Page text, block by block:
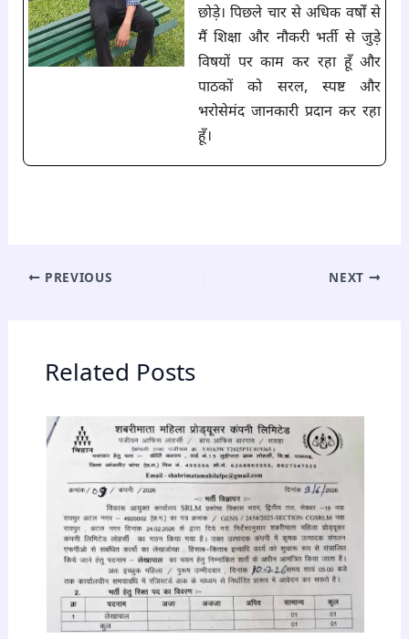
छोड़े। पिछले चार से अधिक वर्षों से
मैं शिक्षा और नौकरी भर्ती से जुड़े
विषयों पर काम कर रहा हूँ और
पाठकों को सरल, स्पष्ट और
भरोसेमंद जानकारी प्रदान कर रहा
हूँ।
PREVIOUS NEXT
Related Posts